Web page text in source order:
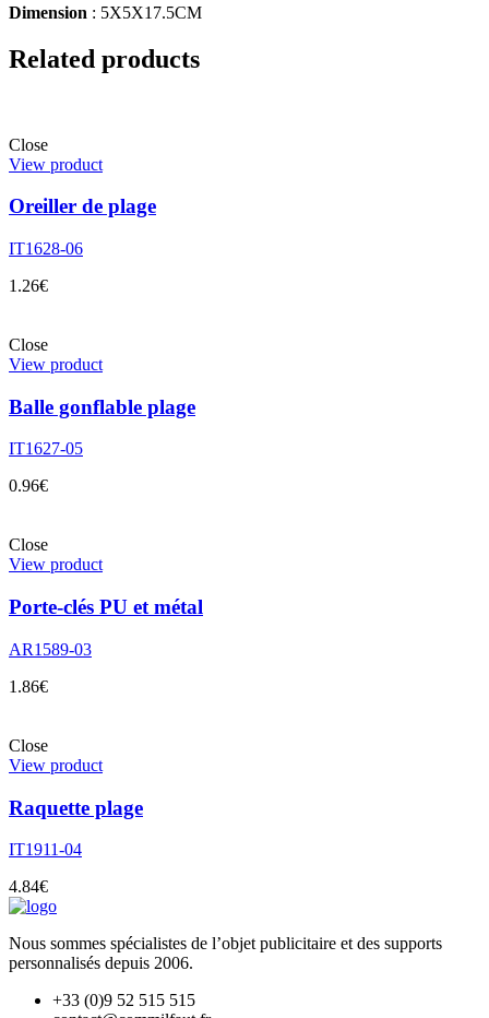
Dimension : 5X5X17.5CM
Related products
Close
View product
Oreiller de plage
IT1628-06
1.26€
Close
View product
Balle gonflable plage
IT1627-05
0.96€
Close
View product
Porte-clés PU et métal
AR1589-03
1.86€
Close
View product
Raquette plage
IT1911-04
4.84€
Nous sommes spécialistes de l’objet publicitaire et des supports
personnalisés depuis 2006.
+33 (0)9 52 515 515